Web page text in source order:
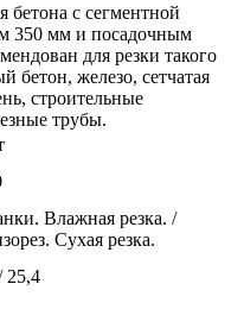
бетона с сегментной
350 мм и посадочным
для резки такого
бетон, железо, сетчатая
строительные
трубы.
Влажная резка. /
Сухая резка.
25,4